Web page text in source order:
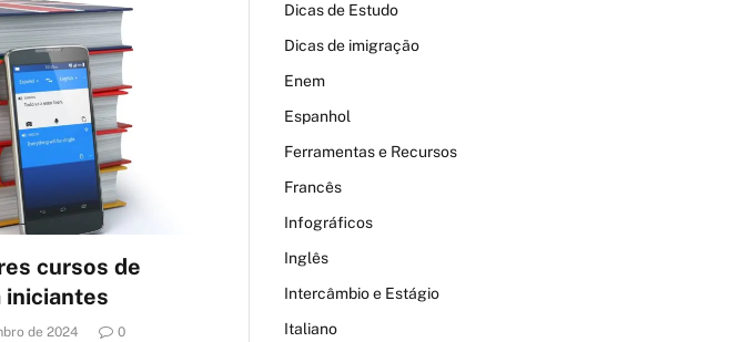
cursos de
iniciantes
de 2024 0
Dicas de Estudo
Dicas de imigração
Enem
Espanhol
Ferramentas e Recursos
Francês
Infográficos
Inglês
Intercâmbio e Estágio
Italiano